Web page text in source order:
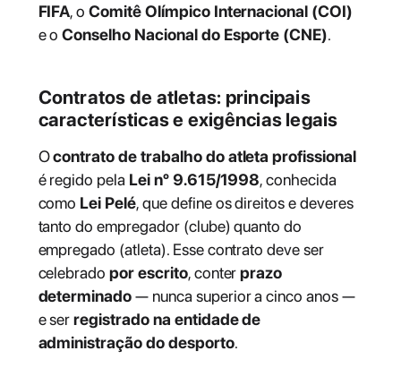
FIFA, oComitê Olímpico Internacional (COI)
e oConselho Nacional do Esporte (CNE).
Contratos de atletas: principais
características e exigências legais
Ocontrato de trabalho do atleta profissional
é regido pela Lei nº 9.615/1998, conhecida
como Lei Pelé, que define os direitos e deveres
tanto do empregador (clube) quanto do
empregado (atleta). Esse contrato deve ser
celebradopor escrito, conterprazo
determinado— nunca superior a cinco anos —
e serregistrado na entidade de
administração do desporto.